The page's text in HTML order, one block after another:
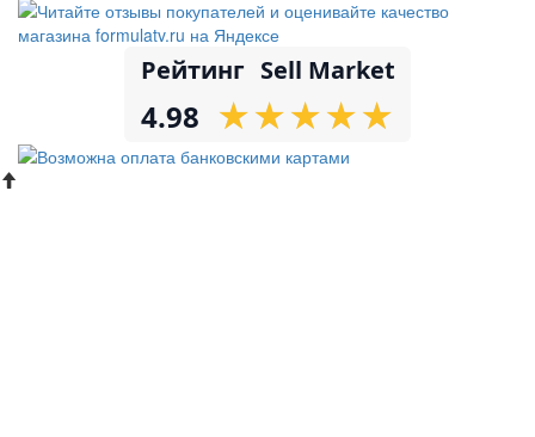
Рейтинг Sell Market
4.98 ★
★★
★★
★★
★★
★